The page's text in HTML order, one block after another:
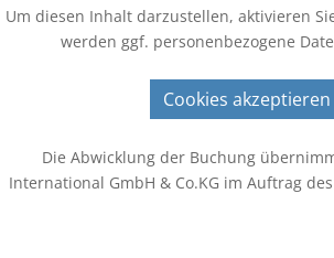
Um diesen Inhalt darzustellen, aktivieren
werden ggf. personenbezogene
Cookies akzeptieren
Die Abwicklung der Buchung
International GmbH & Co.KG im Auftrag